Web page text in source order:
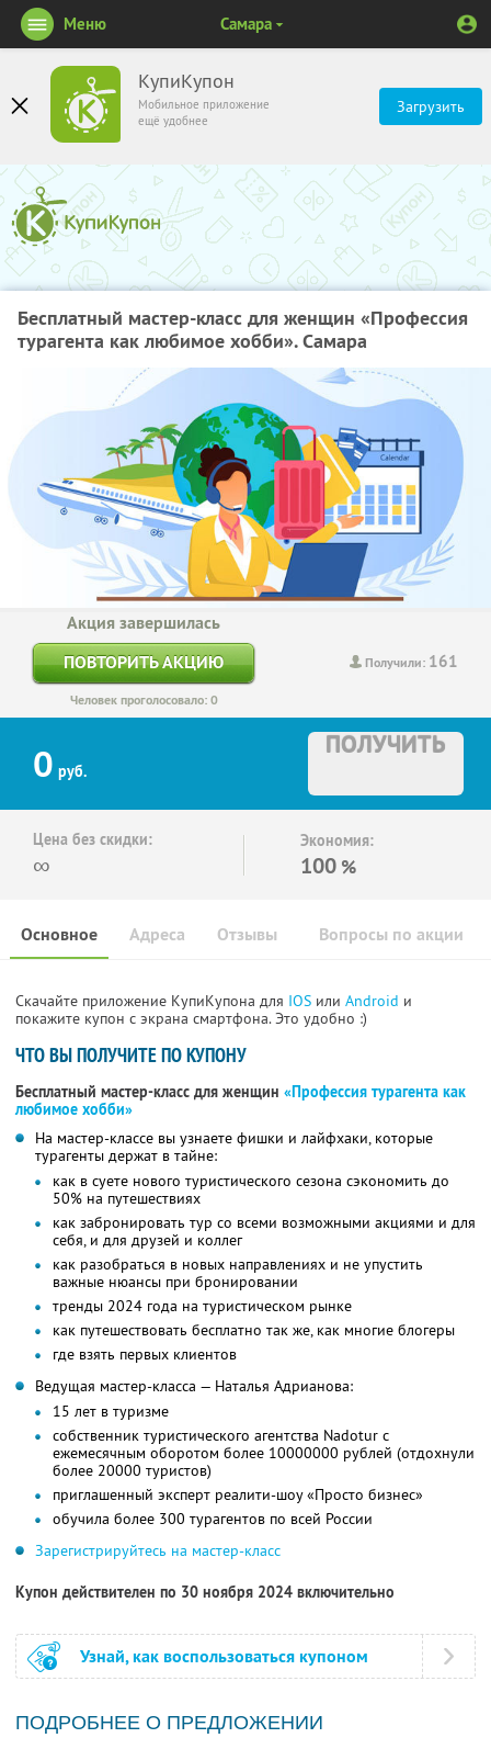
КупиКупон
Мобильное приложение
ещё удобнее
Загрузить
Меню Самара
Бесплатный мастер-класс для женщин «Профессия
турагента как любимое хобби». Самара
Получили: 161
Акция завершилась
ПОВТОРИТЬ АКЦИЮ
Человек проголосовало: 0
0 руб.
ПОЛУЧИТЬ
Цена без скидки:
∞
Экономия:
100 %
Основное Отзывы Вопросы по акции
Адреса
Скачайте приложение КупиКупона для IOS или Android и
покажите купон с экрана смартфона. Это удобно :)
ЧТО ВЫ ПОЛУЧИТЕ ПО КУПОНУ
Бесплатный мастер-класс для женщин «Профессия турагента как
любимое хобби»
На мастер-классе вы узнаете фишки и лайфхаки, которые
турагенты держат в тайне:
как в суете нового туристического сезона сэкономить до
50% на путешествиях
как забронировать тур со всеми возможными акциями и для
себя, и для друзей и коллег
как разобраться в новых направлениях и не упустить
важные нюансы при бронировании
тренды 2024 года на туристическом рынке
как путешествовать бесплатно так же, как многие блогеры
где взять первых клиентов
Ведущая мастер-класса — Наталья Адрианова:
15 лет в туризме
собственник туристического агентства Nadotur с
ежемесячным оборотом более 10000000 рублей (отдохнули
более 20000 туристов)
приглашенный эксперт реалити-шоу «Просто бизнес»
обучила более 300 турагентов по всей России
Зарегистрируйтесь на мастер-класс
Купон действителен по 30 ноября 2024 включительно
Узнай, как воспользоваться купоном
ПОДРОБНЕЕ О ПРЕДЛОЖЕНИИ